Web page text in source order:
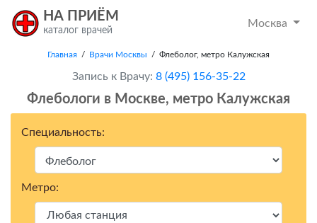
НА ПРИЁМ
каталог врачей
Москва
Главная / Врачи Москвы / Флеболог, метро Калужская
Запись к Врачу: 8 (495) 156-35-22
Флебологи в Москвe, метро Калужская
Специальность:
Метро: